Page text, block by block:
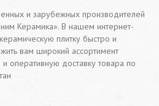
и зарубежных производителей
Керамика». В нашем интернет-
плитку быстро и
вам широкий ассортимент
оперативную доставку товара по